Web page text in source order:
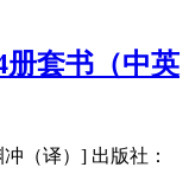
套书（中英
（译）] 出版社：